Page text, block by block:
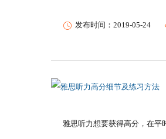
发布时间：2019-05-24
雅思听力想要获得高分，在平